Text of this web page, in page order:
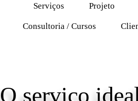
Serviços Projeto
Consultoria / Cursos
O serviço